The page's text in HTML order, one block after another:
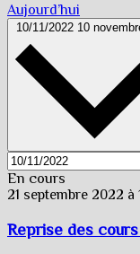
Aujourd’hui
10/11/2022 10
En cours
21 septembre 2022 à
Reprise des